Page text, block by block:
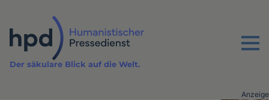
Inhalt
Menu
Der säkulare Blick auf die Welt.
Anzeige